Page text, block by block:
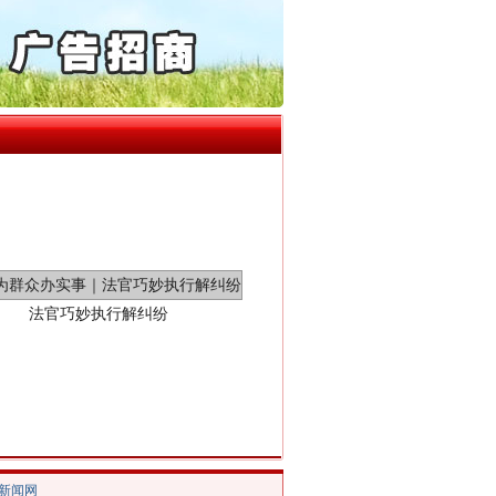
西安赛格商场坠亡事件
可执”到“全额执行”
诉的疑难复杂刑事案件
死1伤，四川省安委会挂..
闻网